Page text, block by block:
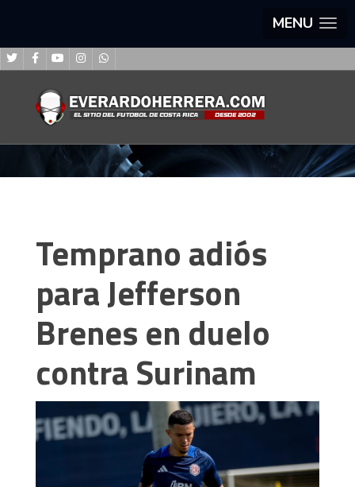
MENU
Temprano adiós
para Jefferson
Brenes en duelo
contra Surinam